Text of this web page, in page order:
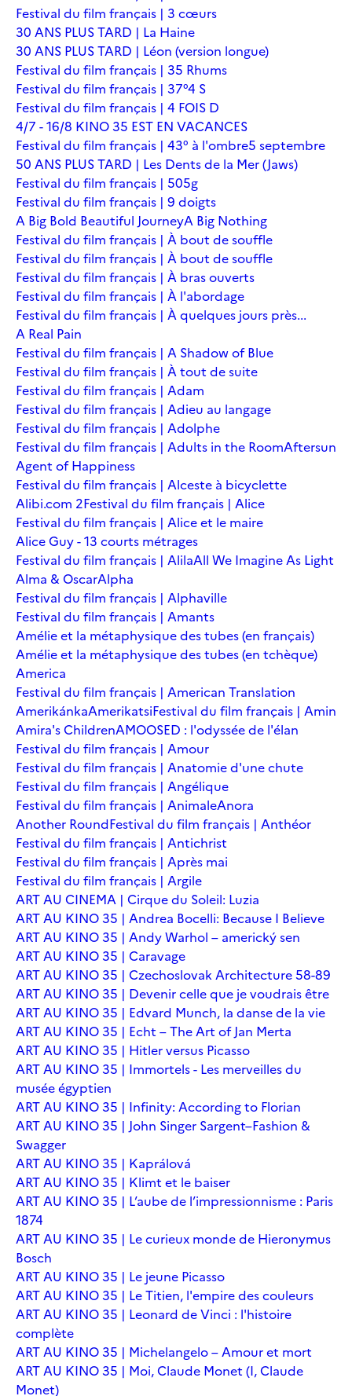
Festival du film français | 3 cœurs
30 ANS PLUS TARD | La Haine
30 ANS PLUS TARD | Léon (version longue)
Festival du film français | 35 Rhums
Festival du film français | 37°4 S
Festival du film français | 4 FOIS D
4/7 - 16/8 KINO 35 EST EN VACANCES
Festival du film français | 43° à l'ombre5 septembre
50 ANS PLUS TARD | Les Dents de la Mer (Jaws)
Festival du film français | 505g
Festival du film français | 9 doigts
A Big Bold Beautiful JourneyA Big Nothing
Festival du film français | À bout de souffle
Festival du film français | À bout de souffle
Festival du film français | À bras ouverts
Festival du film français | À l'abordage
Festival du film français | À quelques jours près...
A Real Pain
Festival du film français | A Shadow of Blue
Festival du film français | À tout de suite
Festival du film français | Adam
Festival du film français | Adieu au langage
Festival du film français | Adolphe
Festival du film français | Adults in the RoomAftersun
Agent of Happiness
Festival du film français | Alceste à bicyclette
Alibi.com 2Festival du film français | Alice
Festival du film français | Alice et le maire
Alice Guy - 13 courts métrages
Festival du film français | AlilaAll We Imagine As Light
Alma & OscarAlpha
Festival du film français | Alphaville
Festival du film français | Amants
Amélie et la métaphysique des tubes (en français)
Amélie et la métaphysique des tubes (en tchèque)
America
Festival du film français | American Translation
AmerikánkaAmerikatsiFestival du film français | Amin
Amira's ChildrenAMOOSED : l'odyssée de l'élan
Festival du film français | Amour
Festival du film français | Anatomie d'une chute
Festival du film français | Angélique
Festival du film français | AnimaleAnora
Another RoundFestival du film français | Anthéor
Festival du film français | Antichrist
Festival du film français | Après mai
Festival du film français | Argile
ART AU CINEMA | Cirque du Soleil: Luzia
ART AU KINO 35 | Andrea Bocelli: Because I Believe
ART AU KINO 35 | Andy Warhol – americký sen
ART AU KINO 35 | Caravage
ART AU KINO 35 | Czechoslovak Architecture 58-89
ART AU KINO 35 | Devenir celle que je voudrais être
ART AU KINO 35 | Edvard Munch, la danse de la vie
ART AU KINO 35 | Echt – The Art of Jan Merta
ART AU KINO 35 | Hitler versus Picasso
ART AU KINO 35 | Immortels - Les merveilles du
musée égyptien
ART AU KINO 35 | Infinity: According to Florian
ART AU KINO 35 | John Singer Sargent–Fashion &
Swagger
ART AU KINO 35 | Kaprálová
ART AU KINO 35 | Klimt et le baiser
ART AU KINO 35 | L’aube de l’impressionnisme : Paris
1874
ART AU KINO 35 | Le curieux monde de Hieronymus
Bosch
ART AU KINO 35 | Le jeune Picasso
ART AU KINO 35 | Le Titien, l'empire des couleurs
ART AU KINO 35 | Leonard de Vinci : l'histoire
complète
ART AU KINO 35 | Michelangelo – Amour et mort
ART AU KINO 35 | Moi, Claude Monet (I, Claude
Monet)